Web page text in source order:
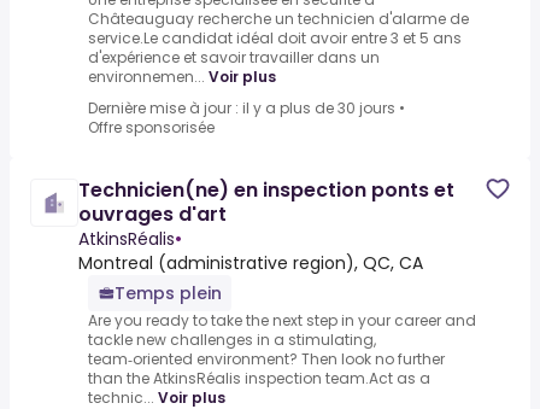
Châteauguay recherche un technicien d'alarme de
service.Le candidat idéal doit avoir entre 3 et 5 ans
d'expérience et savoir travailler dans un
environnemen... Voir plus
Dernière mise à jour : il y a plus de 30 jours •
Offre sponsorisée
Technicien(ne) en inspection ponts et
ouvrages d'art
AtkinsRéalis•
Montreal (administrative region), QC, CA
Temps plein
Are you ready to take the next step in your career and
tackle new challenges in a stimulating,
team‑oriented environment? Then look no further
than the AtkinsRéalis inspection team.Act as a
technic... Voir plus